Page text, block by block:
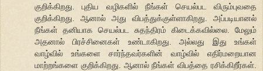
குறிக்கிறது. புதிய வழிகளில் நீங்கள் செயல்பட விரும்புவதை
குறிக்கிறது. ஆனால் அது விபத்துக்குள்ளாகிறது. அப்படியானல்
நீங்கள் தனியாக செயல்பட சுதந்திரம் கிடைக்கவில்லை. மேலும்
அதனால் பிரச்சினைகள் உண்டாகிறது. அல்லது இது உங்கள்
வாழ்வில் உங்களை சார்ந்தவர்களின் வாழ்வில் எதிர்மறையான
மாற்றங்களை குறிக்கிறது. ஆனால் நீங்கள் விபத்தை ரசிக்கிறீர்கள்.